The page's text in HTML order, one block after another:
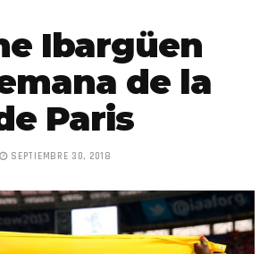
Ibargüen
de la
Paris
SEPTIEMBRE 30, 2018